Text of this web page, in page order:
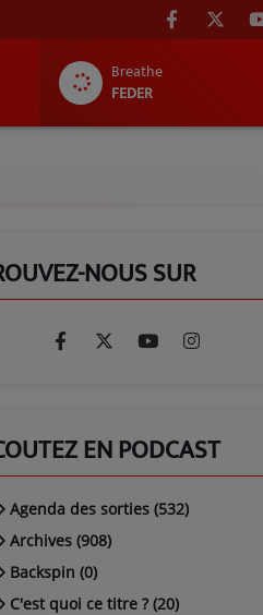
Breathe
FEDER
NOUS SUR
EN PODCAST
Agenda des sorties (532)
Archives (908)
Backspin (0)
C'est quoi ce titre ? (20)